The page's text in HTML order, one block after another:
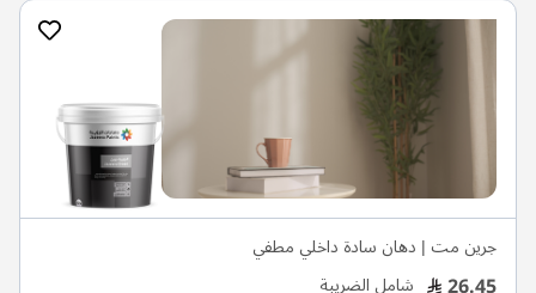
جرين مت | دهان سادة داخلي مطفي
شامل الضريبة